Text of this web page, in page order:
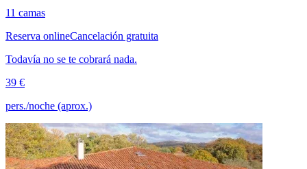
11 camas
Reserva onlineCancelación gratuita
Todavía no se te cobrará nada.
39 €
pers./noche (aprox.)